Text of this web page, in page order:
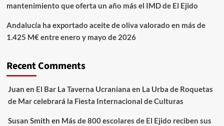
mantenimiento que oferta un año más el IMD de El Ejido
Andalucía ha exportado aceite de oliva valorado en más de
1.425 M€ entre enero y mayo de 2026
Recent Comments
Juan en El Bar La Taverna Ucraniana en La Urba de Roquetas
de Mar celebrará la Fiesta Internacional de Culturas
Susan Smith en Más de 800 escolares de El Ejido reciben sus